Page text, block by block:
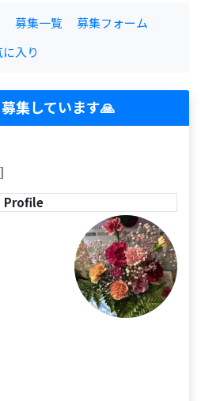
募集一覧
募集フォーム
に入り
集しています🙏
Profile